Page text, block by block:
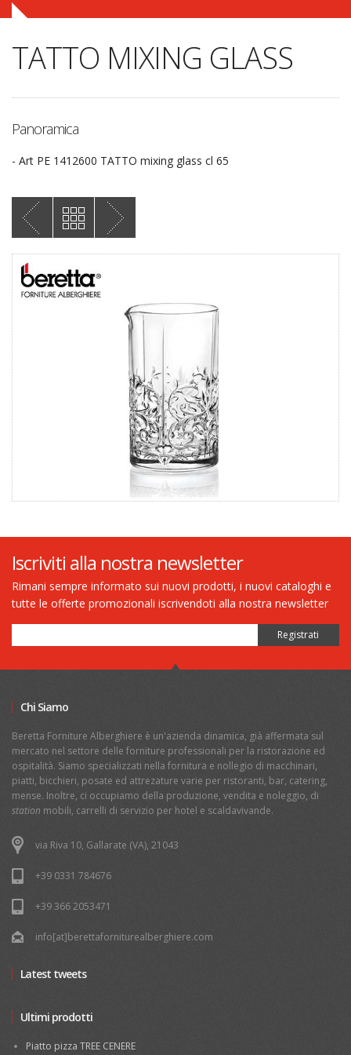
TATTO MIXING GLASS
Panoramica
- Art PE 1412600 TATTO mixing glass cl 65
Iscriviti alla nostra newsletter
Rimani sempre informato sui nuovi prodotti, i nuovi cataloghi e
tutte le offerte promozionali iscrivendoti alla nostra newsletter
Chi Siamo
Beretta Forniture Alberghiere è un'azienda dinamica, già affermata sul
mercato nel settore delle forniture professionali per la ristorazione ed
ospitalità. Siamo specializzati nella fornitura e nollegio di macchinari,
piatti, bicchieri, posate ed attrezature varie per ristoranti, bar, catering,
mense. Inoltre, ci occupiamo della produzione, vendita e noleggio, di
station mobili, carrelli di servizio per hotel e scaldavivande.
via Riva 10, Gallarate (VA), 21043
+39 0331 784676
+39 366 2053471
info[at]berettaforniturealberghiere.com
Latest tweets
Ultimi prodotti
Piatto pizza TREE CENERE